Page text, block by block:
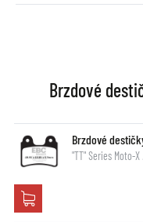
Brzdové
Brzdové
"TT" Series Moto-